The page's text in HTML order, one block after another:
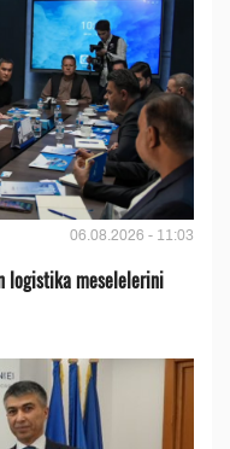
06.08.2026 - 11:03
logistika meselelerini